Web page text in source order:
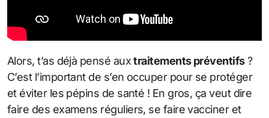
Alors, t’as déjà pensé auxtraitements préventifs?
C’est l’important de s’en occuper pour se protéger
et éviter les pépins de santé ! En gros, ça veut dire
faire des examens réguliers, se faire vacciner et